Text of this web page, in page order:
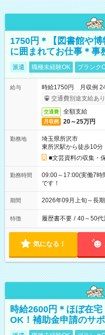
1750円＊【図書館や
に囲まれてお仕事＊事
派遣 職種未経験OK ブランク
給与
時給1750円 月収例
交通費別途支給あり
交通費 全額支給
月収例 20～25万円
勤務地
埼玉県所沢市
東所沢駅から徒歩10分
■文芸資料の収集・
勤務時間
09:00～17:00(実働7
です！
期間 2026年09月上旬～長
特徴 履歴書不要 / 40～50代
気になる！
時給2600円＊ほぼ在
OK！補助金申請のサ